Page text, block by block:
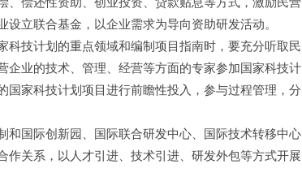
立联合基金，以企业需求为导向资助研发活动。
科技计划的重点领域和编制项目指南时，要充分听取民
业的技术、管理、经营等方面的专家参加国家科技计
家科技计划项目进行前瞻性投入，参与过程管理，分
和国际创新园、国际联合研发中心、国际技术转移中心
关系，以人才引进、技术引进、研发外包等方式开展